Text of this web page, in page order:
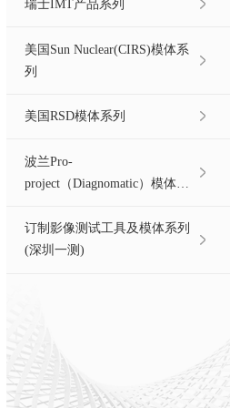
瑞士IMT产品系列
美国Sun Nuclear(CIRS)模体系
列
美国RSD模体系列
波兰Pro-
project（Diagnomatic）模体系
订制影像测试工具及模体系列
(深圳一测)